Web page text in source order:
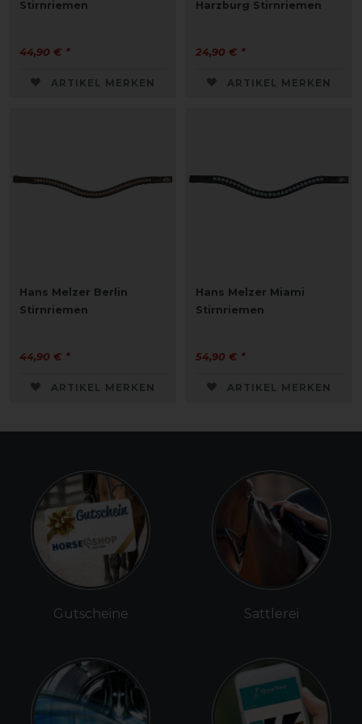
Stirnriemen
44,90 € *
ARTIKEL MERKEN
Harzburg Stirnriemen
24,90 € *
ARTIKEL MERKEN
Hans Melzer Berlin
Stirnriemen
44,90 € *
ARTIKEL MERKEN
Hans Melzer Miami
Stirnriemen
54,90 € *
ARTIKEL MERKEN
Gutscheine Sattlerei